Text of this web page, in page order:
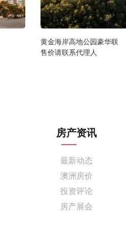
黄金海岸高地公园豪华联
售价请联系代理人
房产资讯
最新动态
澳洲房价
投资评论
房产展会